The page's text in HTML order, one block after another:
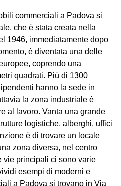
commerciali a Padova si
che è stata creata nella
1946, immediatamente dopo
è diventata una delle
coprendo una
quadrati. Più di 1300
hanno la sede in
la zona industriale è
al lavoro. Vanta una grande
logistiche, alberghi, uffici
è di trovare un locale
zona diversa, nel centro
vie principali ci sono varie
esempi di moderni e
a Padova si trovano in Via